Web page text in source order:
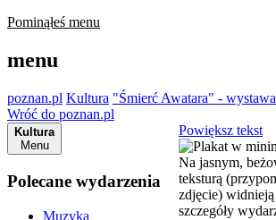
Pominąłeś menu
menu
poznan.pl Kultura "Śmierć Awatara" - wystawa
Wróć do poznan.pl
Kultura
Menu
Polecane wydarzenia
Muzyka
Powiększ tekst